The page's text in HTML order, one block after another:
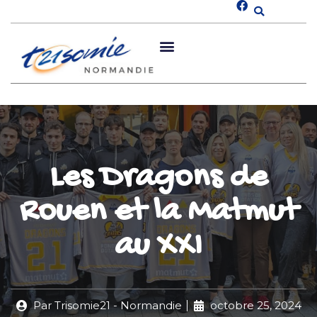
Les Dragons de
Rouen et la Matmut
au XXI
ParTrisomie21 - Normandie octobre 25, 2024